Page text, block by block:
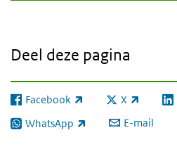
Deel deze pagina
Facebook
(externe link) X
(externe link)
WhatsApp
(externe link) E-mail